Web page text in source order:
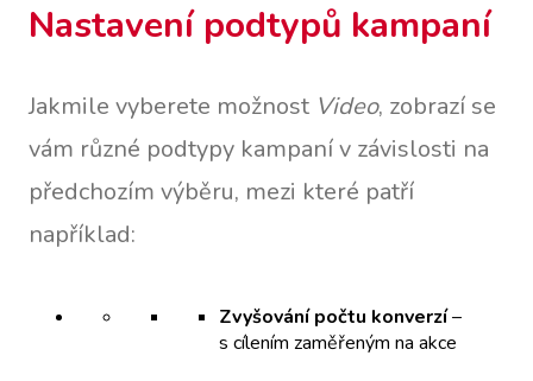
Nastavení podtypů kampaní
Jakmile vyberete možnost Video, zobrazí se
vám různé podtypy kampaní v závislosti na
předchozím výběru, mezi které patří
například:
Zvyšování počtu konverzí–
s cílením zaměřeným na akce